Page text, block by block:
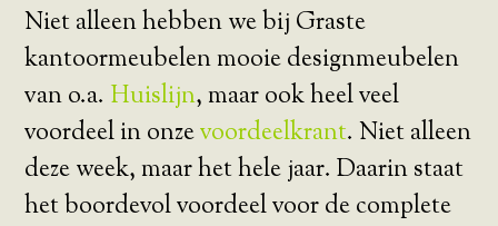
Niet alleen hebben we bij Graste
kantoormeubelen mooie designmeubelen
van o.a. Huislijn, maar ook heel veel
voordeel in onzevoordeelkrant. Niet alleen
deze week, maar het hele jaar. Daarin staat
het boordevol voordeel voor de complete